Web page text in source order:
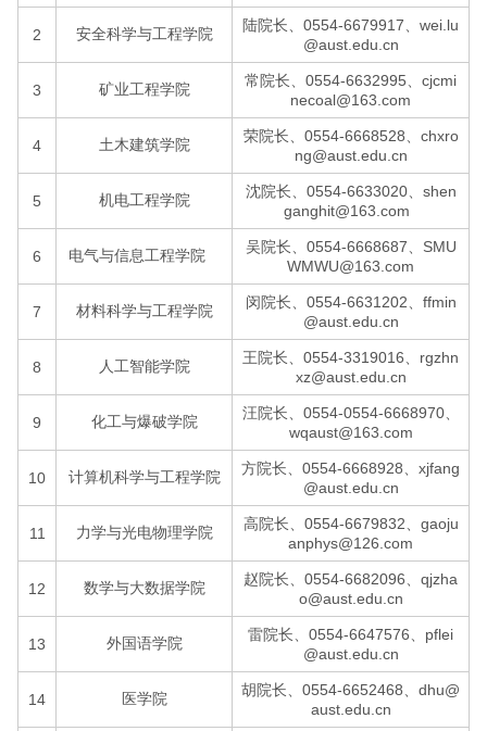
2 安全科学与工程学院
陆院长、0554-6679917、wei.lu
@aust.edu.cn
3 矿业工程学院
常院长、0554-6632995、cjcmi
necoal@163.com
4 土木建筑学院
荣院长、0554-6668528、chxro
ng@aust.edu.cn
5 机电工程学院
沈院长、0554-6633020、shen
ganghit@163.com
6 电气与信息工程学院
吴院长、0554-6668687、SMU
WMWU@163.com
7 材料科学与工程学院
闵院长、0554-6631202、ffmin
@aust.edu.cn
8 人工智能学院
王院长、0554-3319016、rgzhn
xz@aust.edu.cn
9 化工与爆破学院
汪院长、0554-0554-6668970、
wqaust@163.com
10 计算机科学与工程学院
方院长、0554-6668928、xjfang
@aust.edu.cn
11 力学与光电物理学院
高院长、0554-6679832、gaoju
anphys@126.com
12 数学与大数据学院
赵院长、0554-6682096、qjzha
o@aust.edu.cn
13 外国语学院
雷院长、0554-6647576、pflei
@aust.edu.cn
14 医学院
胡院长、0554-6652468、dhu@
aust.edu.cn